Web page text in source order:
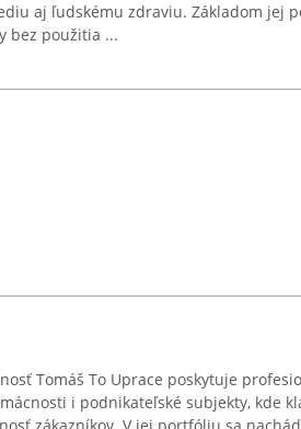
aj ľudskému zdraviu. Základom jej
bez použitia ...
Tomáš To Uprace poskytuje
i podnikateľské subjekty, kde